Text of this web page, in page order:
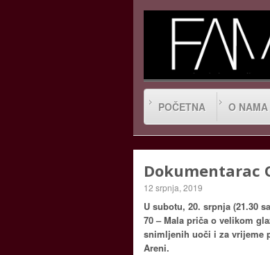
POČETNA O NAMA
Dokumentarac
12 srpnja, 2019
U subotu, 20. srpnja (21.30
70 – Mala priča o velikom
snimljenih uoči i za vrijeme
Areni.